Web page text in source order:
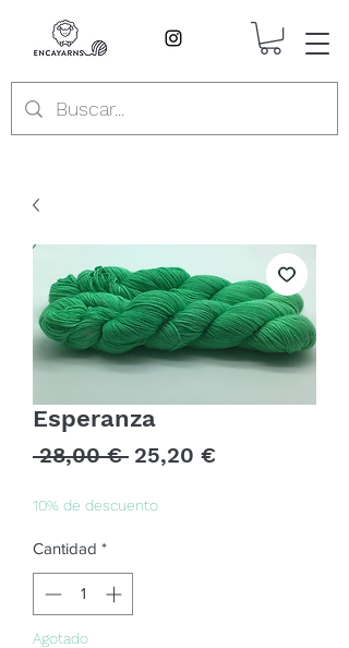
Esperanza
28,00 € Precio
25,20 €Precio
10% de descuento
Cantidad *
Agotado